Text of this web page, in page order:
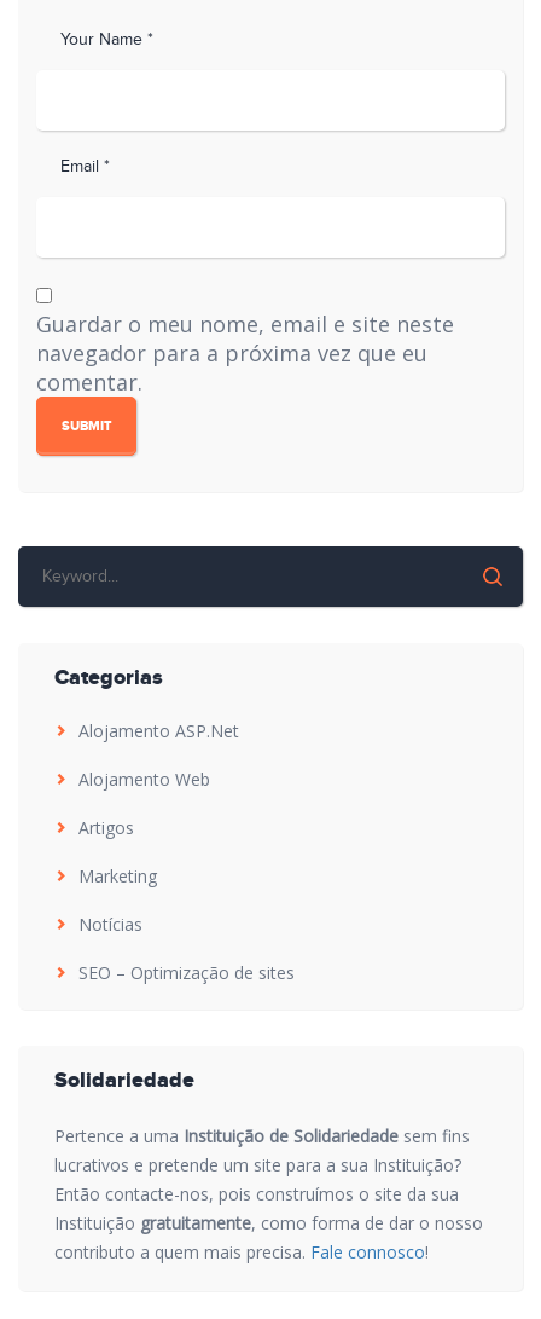
Your Name *
Email *
Guardar o meu nome, email e site neste
navegador para a próxima vez que eu
comentar.
Categorias
Alojamento ASP.Net
Alojamento Web
Artigos
Marketing
Notícias
SEO – Optimização de sites
Solidariedade
Pertence a uma Instituição de Solidariedade sem fins
lucrativos e pretende um site para a sua Instituição?
Então contacte-nos, pois construímos o site da sua
Instituição gratuitamente, como forma de dar o nosso
contributo a quem mais precisa. Fale connosco!